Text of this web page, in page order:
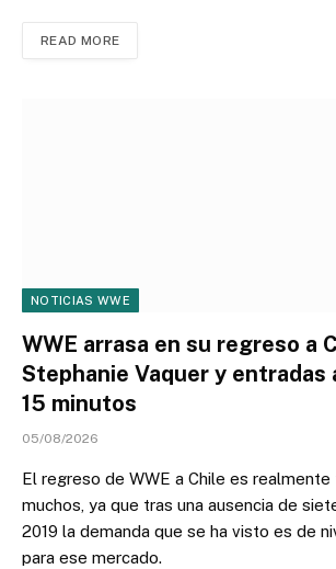
READ MORE
NOTICIAS WWE
WWE arrasa en su regreso a
Stephanie Vaquer y entradas
15 minutos
05/08/2026
El regreso de WWE a Chile es
muchos, ya que tras una ausencia de
2019 la demanda que se ha visto es de
para ese mercado.